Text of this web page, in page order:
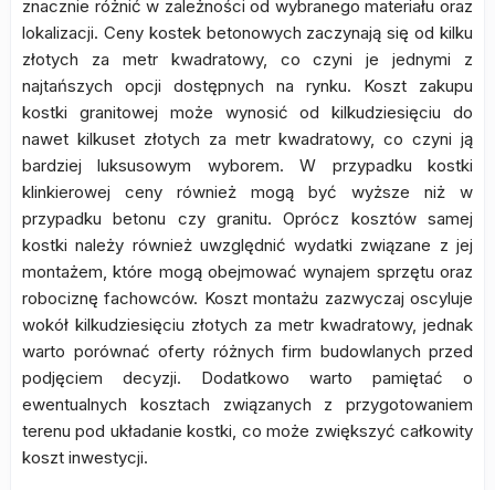
znacznie różnić w zależności od wybranego materiału oraz
lokalizacji. Ceny kostek betonowych zaczynają się od kilku
złotych za metr kwadratowy, co czyni je jednymi z
najtańszych opcji dostępnych na rynku. Koszt zakupu
kostki granitowej może wynosić od kilkudziesięciu do
nawet kilkuset złotych za metr kwadratowy, co czyni ją
bardziej luksusowym wyborem. W przypadku kostki
klinkierowej ceny również mogą być wyższe niż w
przypadku betonu czy granitu. Oprócz kosztów samej
kostki należy również uwzględnić wydatki związane z jej
montażem, które mogą obejmować wynajem sprzętu oraz
robociznę fachowców. Koszt montażu zazwyczaj oscyluje
wokół kilkudziesięciu złotych za metr kwadratowy, jednak
warto porównać oferty różnych firm budowlanych przed
podjęciem decyzji. Dodatkowo warto pamiętać o
ewentualnych kosztach związanych z przygotowaniem
terenu pod układanie kostki, co może zwiększyć całkowity
koszt inwestycji.